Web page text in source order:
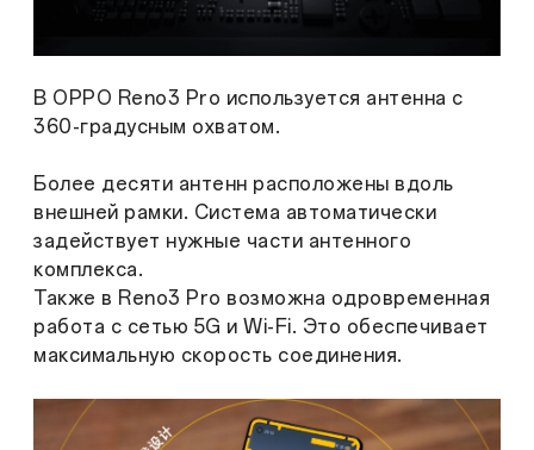
В OPPO Reno3 Pro используется антенна с
360-градусным охватом.
Более десяти антенн расположены вдоль
внешней рамки. Система автоматически
задействует нужные части антенного
комплекса.
Также в Reno3 Pro возможна одровременная
работа с сетью 5G и Wi-Fi. Это обеспечивает
максимальную скорость соединения.